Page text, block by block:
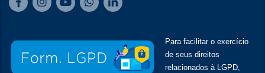
Para facilitar o exercício
de seus direitos
relacionados à LGPD,